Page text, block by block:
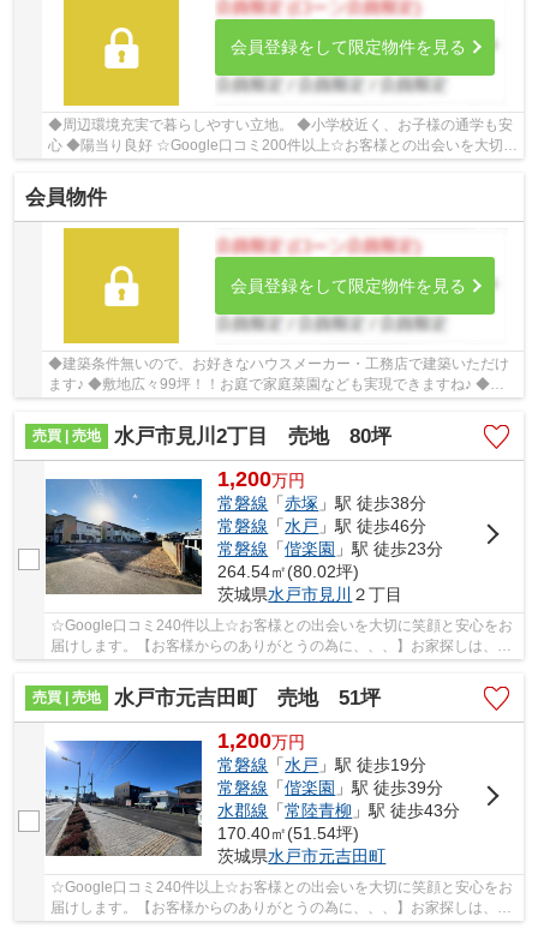
会員登録をして限定物件を見る
◆周辺環境充実で暮らしやすい立地。 ◆小学校近く、お子様の通学も安
心 ◆陽当り良好 ☆Google口コミ200件以上☆お客様との出会いを大切に
笑顔と安心をお届けします。【お客様からのあり...
会員物件
会員登録をして限定物件を見る
◆建築条件無いので、お好きなハウスメーカー・工務店で建築いただけ
ます♪ ◆敷地広々99坪！！お庭で家庭菜園なども実現できますね♪ ◆陽
当たりが良いので、光熱費の節約にもつながります...
売買 | 売地
水戸市見川2丁目 売地 80坪
1,200万円
常磐線 「赤塚 」駅 徒歩38分
常磐線 「水戸 」駅 徒歩46分
常磐線 「偕楽園 」駅 徒歩23分
264.54㎡(80.02坪)
茨城県水戸市見川 ２丁目
☆Google口コミ240件以上☆お客様との出会いを大切に笑顔と安心をお
届けします。【お客様からのありがとうの為に、、、】お家探しは、ひ
だまりハウスにご相談ください！
売買 | 売地
水戸市元吉田町 売地 51坪
1,200万円
常磐線 「水戸 」駅 徒歩19分
常磐線 「偕楽園 」駅 徒歩39分
水郡線 「常陸青柳 」駅 徒歩43分
170.40㎡(51.54坪)
茨城県水戸市元吉田町
☆Google口コミ240件以上☆お客様との出会いを大切に笑顔と安心をお
届けします。【お客様からのありがとうの為に、、、】お家探しは、ひ